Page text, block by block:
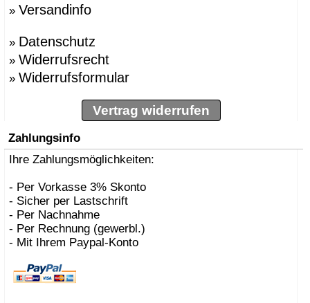
» Versandinfo
» Datenschutz
» Widerrufsrecht
» Widerrufsformular
Vertrag widerrufen
Zahlungsinfo
Ihre Zahlungsmöglichkeiten:
- Per Vorkasse 3% Skonto
- Sicher per Lastschrift
- Per Nachnahme
- Per Rechnung (gewerbl.)
- Mit Ihrem Paypal-Konto